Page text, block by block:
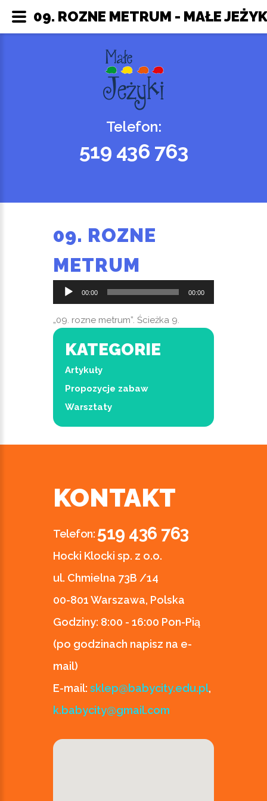
Telefon:
519 436 763
09. ROZNE
METRUM
Odtwarzacz
plików
dźwiękowych
00:00 00:00
„09. rozne metrum”. Ścieżka 9.
KATEGORIE
Artykuły
Propozycje zabaw
Warsztaty
KONTAKT
Telefon: 519 436 763
Hocki Klocki sp. z o.o.
ul. Chmielna 73B /14
00-801 Warszawa, Polska
Godziny: 8:00 - 16:00 Pon-Pią
(po godzinach napisz na e-
mail)
E-mail: sklep@babycity.edu.pl,
k.babycity@gmail.com
09. ROZNE METRUM - MAŁE